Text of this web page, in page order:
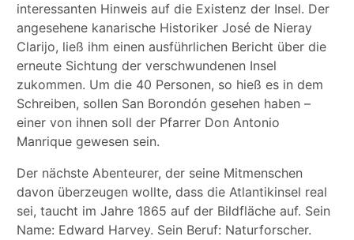
interessanten Hinweis auf die Existenz der Insel. Der
angesehene kanarische Historiker José de Nieray
Clarijo, ließ ihm einen ausführlichen Bericht über die
erneute Sichtung der verschwundenen Insel
zukommen. Um die 40 Personen, so hieß es in dem
Schreiben, sollen San Borondón gesehen haben –
einer von ihnen soll der Pfarrer Don Antonio
Manrique gewesen sein.
Der nächste Abenteurer, der seine Mitmenschen
davon überzeugen wollte, dass die Atlantikinsel real
sei, taucht im Jahre 1865 auf der Bildfläche auf. Sein
Name: Edward Harvey. Sein Beruf: Naturforscher.